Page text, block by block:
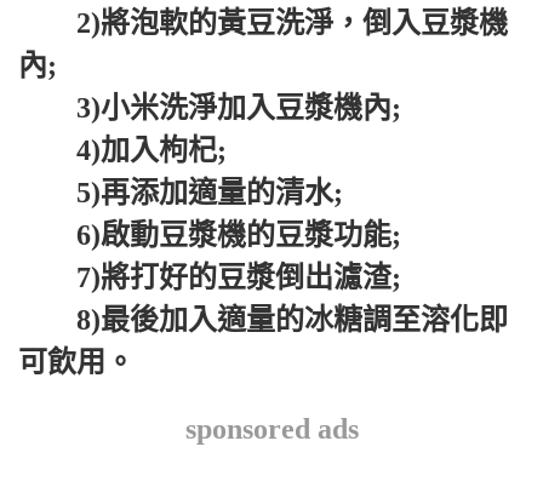
2)將泡軟的黃豆洗淨，倒入豆漿機
內;
3)小米洗淨加入豆漿機內;
4)加入枸杞;
5)再添加適量的清水;
6)啟動豆漿機的豆漿功能;
7)將打好的豆漿倒出濾渣;
8)最後加入適量的冰糖調至溶化即
可飲用。
sponsored ads